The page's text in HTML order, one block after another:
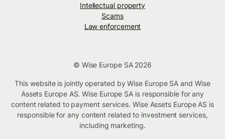
Intellectual property
Scams
Law enforcement
© Wise Europe SA 2026
This website is jointly operated by Wise Europe SA and Wise
Assets Europe AS. Wise Europe SA is responsible for any
content related to payment services. Wise Assets Europe AS is
responsible for any content related to investment services,
including marketing.